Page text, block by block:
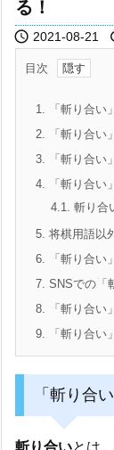
る！
 2021-08-21
目次
1. 「斬り合い
2. 「斬り合い
3. 「斬り合い
4. 「斬り合い
4.1. 斬り合
5. 将棋用語以
6. 「斬り合い
7. SNSでの「
8. 「斬り合い
9. 「斬り合い
「斬り合